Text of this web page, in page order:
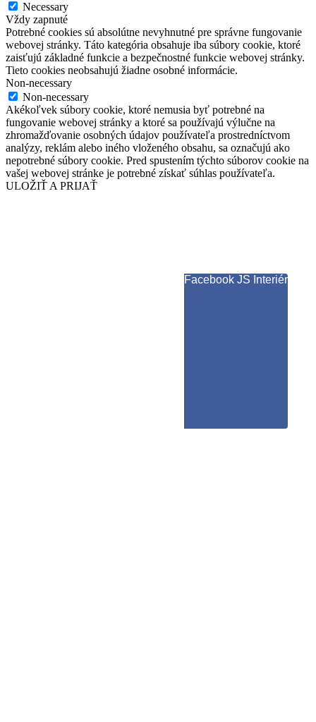
Necessary
Vždy zapnuté
Potrebné cookies sú absolútne nevyhnutné pre správne fungovanie
webovej stránky. Táto kategória obsahuje iba súbory cookie, ktoré
zaisťujú základné funkcie a bezpečnostné funkcie webovej stránky.
Tieto cookies neobsahujú žiadne osobné informácie.
Non-necessary
Non-necessary
Akékoľvek súbory cookie, ktoré nemusia byť potrebné na
fungovanie webovej stránky a ktoré sa používajú výlučne na
zhromažďovanie osobných údajov používateľa prostredníctvom
analýzy, reklám alebo iného vloženého obsahu, sa označujú ako
nepotrebné súbory cookie. Pred spustením týchto súborov cookie na
vašej webovej stránke je potrebné získať súhlas používateľa.
ULOŽIŤ A PRIJAŤ
Facebook JS Interiér